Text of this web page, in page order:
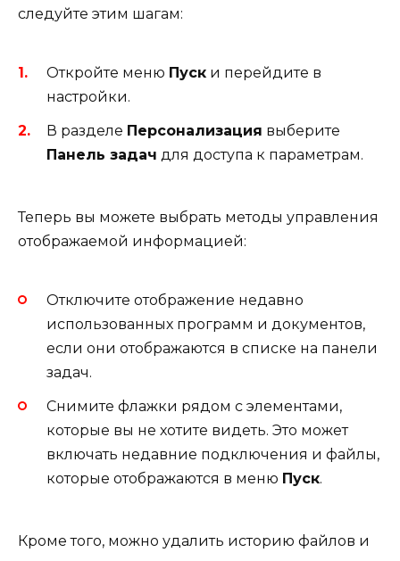
следуйте этим шагам:
Откройте меню Пуск и перейдите в
настройки.
В разделе Персонализация выберите
Панель задач для доступа к параметрам.
Теперь вы можете выбрать методы управления
отображаемой информацией:
Отключите отображение недавно
использованных программ и документов,
если они отображаются в списке на панели
задач.
Снимите флажки рядом с элементами,
которые вы не хотите видеть. Это может
включать недавние подключения и файлы,
которые отображаются в меню Пуск.
Кроме того, можно удалить историю файлов и